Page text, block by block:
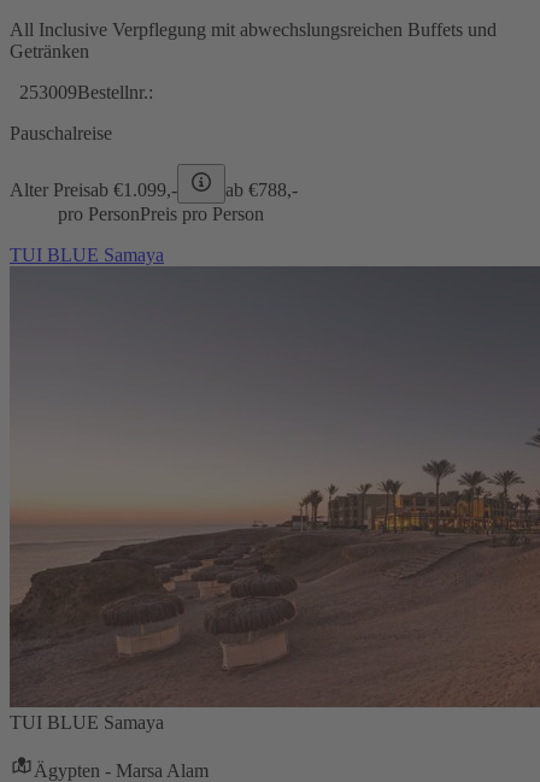
All Inclusive Verpflegung mit abwechslungsreichen Buffets und
Getränken
253009Bestellnr.:
Pauschalreise
Alter Preisab €1.099,- ab €788,-
pro PersonPreis pro Person
TUI BLUE Samaya
TUI BLUE Samaya
Ägypten - Marsa Alam